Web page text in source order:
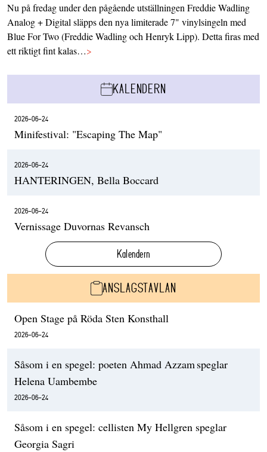
Nu på fredag under den pågående utställningen Freddie Wadling
Analog + Digital släpps den nya limiterade 7" vinylsingeln med
Blue For Two (Freddie Wadling och Henryk Lipp). Detta firas med
ett riktigt fint kalas…>
KALENDERN
2026-06-24
Minifestival: "Escaping The Map"
2026-06-24
HANTERINGEN, Bella Boccard
2026-06-24
Vernissage Duvornas Revansch
Kalendern
ANSLAGSTAVLAN
Open Stage på Röda Sten Konsthall
2026-06-24
Såsom i en spegel: poeten Ahmad Azzam speglar
Helena Uambembe
2026-06-24
Såsom i en spegel: cellisten My Hellgren speglar
Georgia Sagri